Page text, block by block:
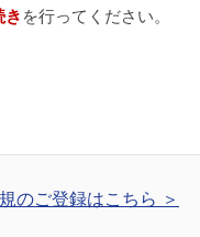
き を行ってください。
のご登録はこちら ＞